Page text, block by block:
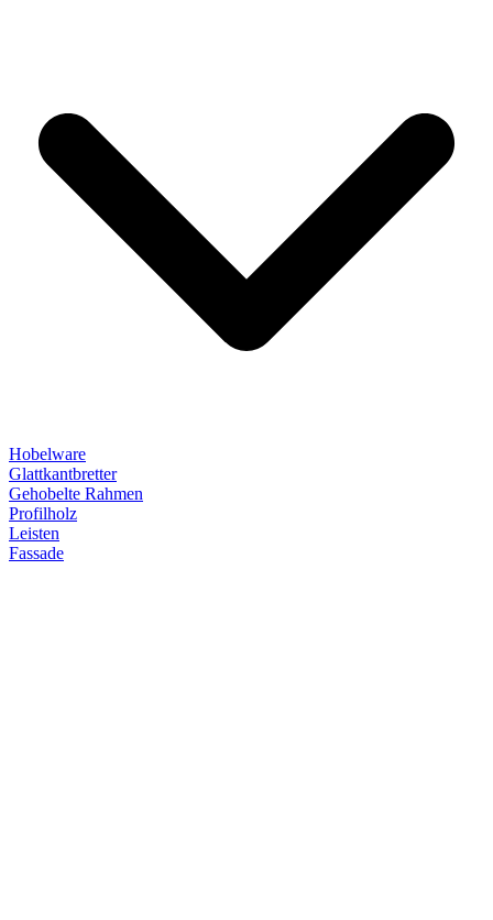
Hobelware
Glattkantbretter
Gehobelte Rahmen
Profilholz
Leisten
Fassade